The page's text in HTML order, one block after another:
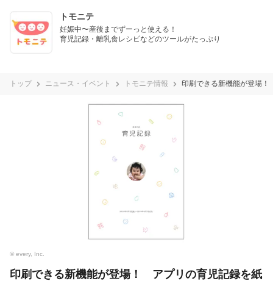
トモニテ
妊娠中〜産後までずーっと使える！
育児記録・離乳食レシピなどのツールがたっぷり
トップ ニュース・イベント トモニテ情報 印刷できる新機能が登場
© every, Inc.
印刷できる新機能が登場！ アプリの育児記録を紙